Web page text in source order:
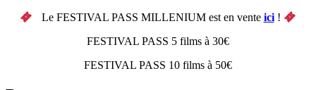
Le FESTIVAL PASS MILLENIUM est en vente ici!
FESTIVAL PASS 5 films à 30€
FESTIVAL PASS 10 films à 50€